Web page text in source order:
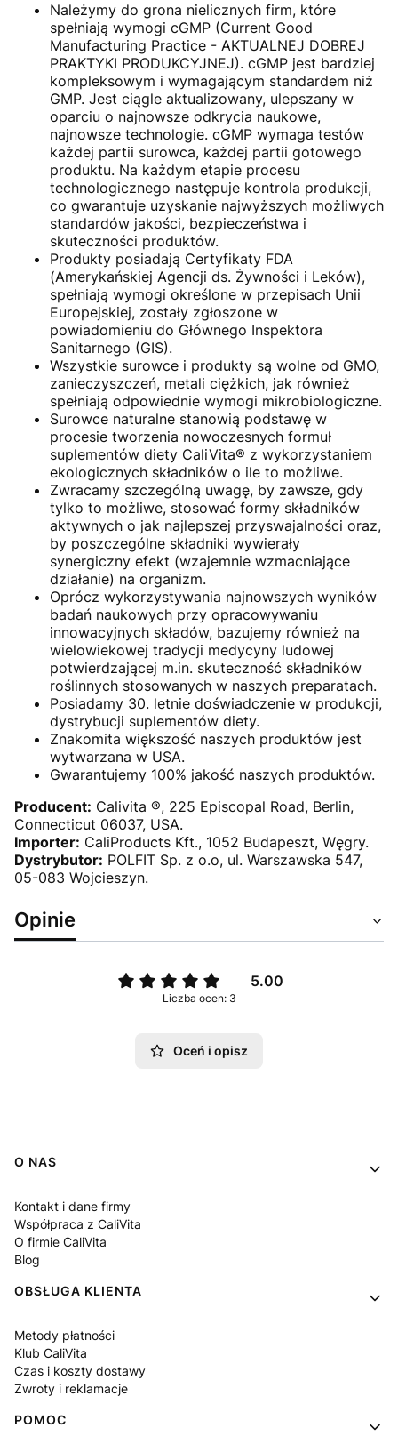
Należymy do grona nielicznych firm, które
spełniają wymogi cGMP (Current Good
Manufacturing Practice - AKTUALNEJ DOBREJ
PRAKTYKI PRODUKCYJNEJ). cGMP jest bardziej
kompleksowym i wymagającym standardem niż
GMP. Jest ciągle aktualizowany, ulepszany w
oparciu o najnowsze odkrycia naukowe,
najnowsze technologie. cGMP wymaga testów
każdej partii surowca, każdej partii gotowego
produktu. Na każdym etapie procesu
technologicznego następuje kontrola produkcji,
co gwarantuje uzyskanie najwyższych możliwych
standardów jakości, bezpieczeństwa i
skuteczności produktów.
Produkty posiadają Certyfikaty FDA
(Amerykańskiej Agencji ds. Żywności i Leków),
spełniają wymogi określone w przepisach Unii
Europejskiej, zostały zgłoszone w
powiadomieniu do Głównego Inspektora
Sanitarnego (GIS).
Wszystkie surowce i produkty są wolne od GMO,
zanieczyszczeń, metali ciężkich, jak również
spełniają odpowiednie wymogi mikrobiologiczne.
Surowce naturalne stanowią podstawę w
procesie tworzenia nowoczesnych formuł
suplementów diety CaliVita® z wykorzystaniem
ekologicznych składników o ile to możliwe.
Zwracamy szczególną uwagę, by zawsze, gdy
tylko to możliwe, stosować formy składników
aktywnych o jak najlepszej przyswajalności oraz,
by poszczególne składniki wywierały
synergiczny efekt (wzajemnie wzmacniające
działanie) na organizm.
Oprócz wykorzystywania najnowszych wyników
badań naukowych przy opracowywaniu
innowacyjnych składów, bazujemy również na
wielowiekowej tradycji medycyny ludowej
potwierdzającej m.in. skuteczność składników
roślinnych stosowanych w naszych preparatach.
Posiadamy 30. letnie doświadczenie w produkcji,
dystrybucji suplementów diety.
Znakomita większość naszych produktów jest
wytwarzana w USA.
Gwarantujemy 100% jakość naszych produktów.
Producent: Calivita ®, 225 Episcopal Road, Berlin,
Connecticut 06037, USA.
Importer: CaliProducts Kft., 1052 Budapeszt, Węgry.
Dystrybutor: POLFIT Sp. z o.o, ul. Warszawska 547,
05-083 Wojcieszyn.
Opinie
5.00
Liczba ocen: 3
Oceń i opisz
Linki w stopce
O NAS
Kontakt i dane firmy
Współpraca z CaliVita
O firmie CaliVita
Blog
OBSŁUGA KLIENTA
Metody płatności
Klub CaliVita
Czas i koszty dostawy
Zwroty i reklamacje
POMOC